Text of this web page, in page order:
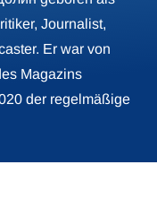
Journalist,
Er war von
Magazins
der regelmäßige